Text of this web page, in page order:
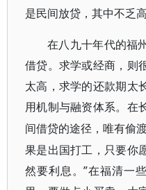
是民间放贷，其中不乏高
在八九十年代的福
借贷。求学或经商，则
太高，求学的还款期太
用机制与融资体系。在
间借贷的途径，唯有偷
果是出国打工，只要你
然要利息。”在福清一